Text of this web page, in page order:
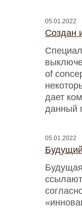
05.01.2022
Создан
of
дает
данный
05.01.2022